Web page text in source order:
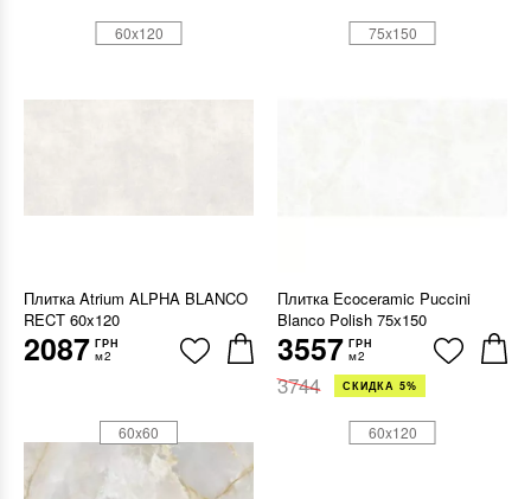
Плитка Atrium ALPHA BLANCO
RECT 60x120
2087 ГРН
м2
60x120
Плитка Ecoceramic Puccini
Blanco Polish 75х150
3557 ГРН
м2
3744 СКИДКА 5%
75x150
60x60 60x120